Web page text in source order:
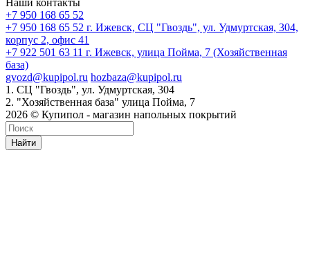
Наши контакты
+7 950 168 65 52
+7 950 168 65 52 г. Ижевск, СЦ "Гвоздь", ул. Удмуртская, 304,
корпус 2, офис 41
+7 922 501 63 11 г. Ижевск, улица Пойма, 7 (Хозяйственная
база)
gvozd@kupipol.ru hozbaza@kupipol.ru
1. СЦ "Гвоздь", ул. Удмуртская, 304
2. "Хозяйственная база" улица Пойма, 7
2026 © Купипол - магазин напольных покрытий
Найти